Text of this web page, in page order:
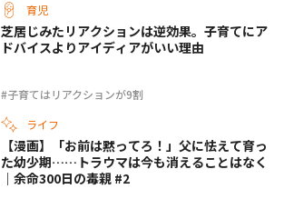
育児
#子育てはリアクションが9割
芝居じみたリアクションは逆効果。子育てにア
ドバイスよりアイディアがいい理由
ライフ
【漫画】「お前は黙ってろ！」父に怯えて育っ
た幼少期……トラウマは今も消えることはなく
｜余命300日の毒親 #2